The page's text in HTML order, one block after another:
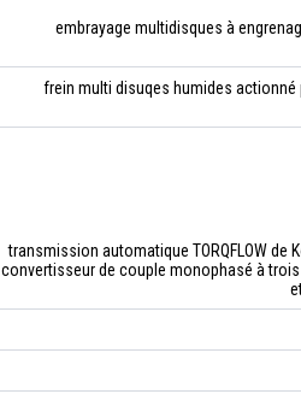
embrayage multidisques à
frein multi disuqes humides
transmission automatique TORQFLOW de
convertisseur de couple monophasé à